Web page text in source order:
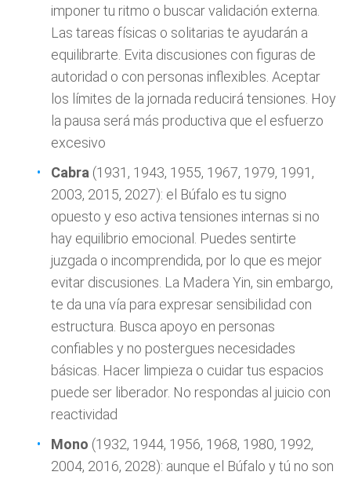
imponer tu ritmo o buscar validación externa.
Las tareas físicas o solitarias te ayudarán a
equilibrarte. Evita discusiones con figuras de
autoridad o con personas inflexibles. Aceptar
los límites de la jornada reducirá tensiones. Hoy
la pausa será más productiva que el esfuerzo
excesivo
Cabra (1931, 1943, 1955, 1967, 1979, 1991,
2003, 2015, 2027): el Búfalo es tu signo
opuesto y eso activa tensiones internas si no
hay equilibrio emocional. Puedes sentirte
juzgada o incomprendida, por lo que es mejor
evitar discusiones. La Madera Yin, sin embargo,
te da una vía para expresar sensibilidad con
estructura. Busca apoyo en personas
confiables y no postergues necesidades
básicas. Hacer limpieza o cuidar tus espacios
puede ser liberador. No respondas al juicio con
reactividad
Mono (1932, 1944, 1956, 1968, 1980, 1992,
2004, 2016, 2028): aunque el Búfalo y tú no son